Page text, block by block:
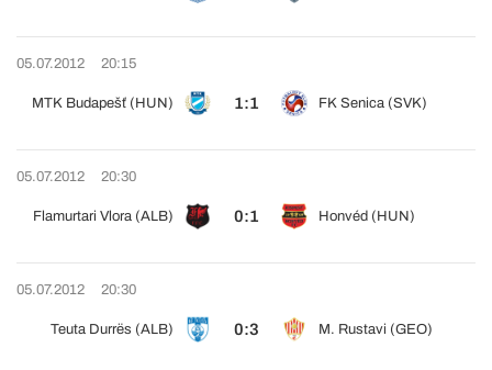
05.07.2012 20:15
MTK Budapešť (HUN) 1:1 FK Senica (SVK)
05.07.2012 20:30
Flamurtari Vlora (ALB) 0:1 Honvéd (HUN)
05.07.2012 20:30
Teuta Durrës (ALB) 0:3 M. Rustavi (GEO)